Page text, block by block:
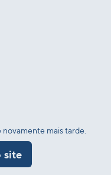
mais tarde.
site